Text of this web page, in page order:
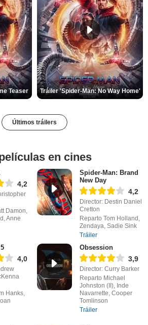
Teaser Tráiler 'Spider-Man: No Way Home'
Últimos tráilers
en cines
4,2
Damon,
Anne
Spider-Man: Brand
New Day
4,2
Director: Destin Daniel
Cretton
Reparto Tom Holland,
Zendaya, Sadie Sink
Tráiler
4,0
Hanks,
Obsession
3,9
Director: Curry Barker
Reparto Michael
Johnston (II), Inde
Navarrette, Cooper
Tomlinson
Tráiler